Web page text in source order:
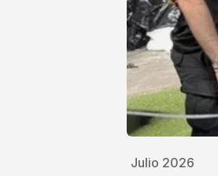
Julio 2026